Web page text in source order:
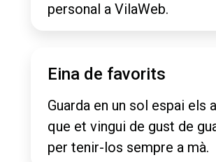
personal a VilaWeb.
Eina de favorits
Guarda en un sol espai els
que et vingui de gust de
per tenir-los sempre a mà.